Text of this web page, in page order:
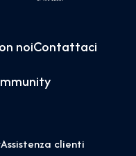
noiContattaci
Assistenza clienti